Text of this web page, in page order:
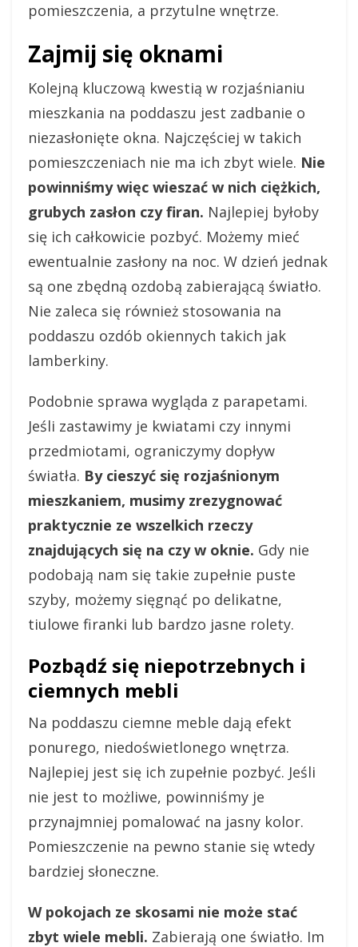
pomieszczenia, a przytulne wnętrze.
Zajmij się oknami
Kolejną kluczową kwestią w rozjaśnianiu
mieszkania na poddaszu jest zadbanie o
niezasłonięte okna. Najczęściej w takich
pomieszczeniach nie ma ich zbyt wiele. Nie
powinniśmy więc wieszać w nich ciężkich,
grubych zasłon czy firan. Najlepiej byłoby
się ich całkowicie pozbyć. Możemy mieć
ewentualnie zasłony na noc. W dzień jednak
są one zbędną ozdobą zabierającą światło.
Nie zaleca się również stosowania na
poddaszu ozdób okiennych takich jak
lamberkiny.
Podobnie sprawa wygląda z parapetami.
Jeśli zastawimy je kwiatami czy innymi
przedmiotami, ograniczymy dopływ
światła. By cieszyć się rozjaśnionym
mieszkaniem, musimy zrezygnować
praktycznie ze wszelkich rzeczy
znajdujących się na czy w oknie. Gdy nie
podobają nam się takie zupełnie puste
szyby, możemy sięgnąć po delikatne,
tiulowe firanki lub bardzo jasne rolety.
Pozbądź się niepotrzebnych i
ciemnych mebli
Na poddaszu ciemne meble dają efekt
ponurego, niedoświetlonego wnętrza.
Najlepiej jest się ich zupełnie pozbyć. Jeśli
nie jest to możliwe, powinniśmy je
przynajmniej pomalować na jasny kolor.
Pomieszczenie na pewno stanie się wtedy
bardziej słoneczne.
W pokojach ze skosami nie może stać
zbyt wiele mebli. Zabierają one światło. Im